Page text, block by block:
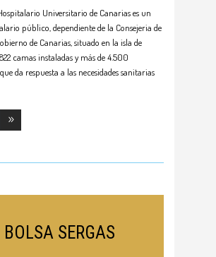
Universitario de Canarias es un
público, dependiente de la Consejeria de
de Canarias, situado en la isla de
camas instaladas y más de 4.500
da respuesta a las necesidades sanitarias
BOLSA SERGAS